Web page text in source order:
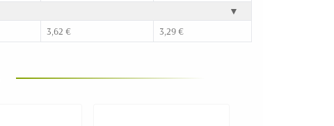
▼
3,62 € 3,29 €